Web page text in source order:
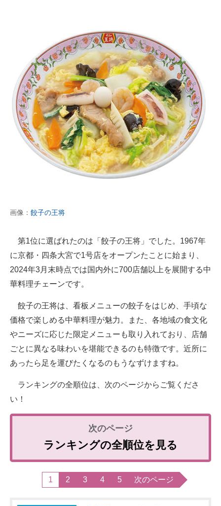
画像： 餃子の王将
第1位に選ばれたのは「餃子の王将」でした。1967年
に京都・四条大宮で1号店をオープンたことに始まり、
2024年3月末時点では国内外に700店舗以上を展開する中
華料理チェーンです。
餃子の王将は、看板メニューの餃子をはじめ、手頃な
価格で楽しめる中華料理が魅力。また、各地域の食文化
やニーズに応じた限定メニューも取り入れており、店舗
ごとに異なる味わいを堪能できるのも特徴です。近所に
あったら足を運びたくなるのもうなずけますね。
ランキングの全順位は、次のページからご覧くださ
い！
ランキングの全順位を見る
1 2 3 4 5 次のページ